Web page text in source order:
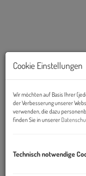
Beschreibung
Cookie Einstellungen
Wir möchten auf Basis Ihrer
der Verbesserung unserer
verwenden, die dazu
finden Sie in unserer
Technisch notwendige